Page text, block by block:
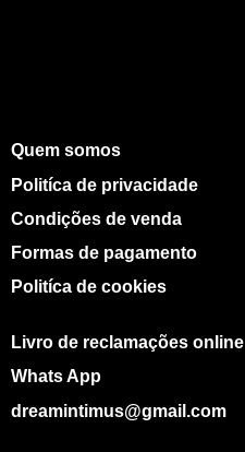
Quem somos
Politíca de privacidade
Condições de venda
Formas de pagamento
Politíca de cookies
Livro de reclamações online
Whats App
dreamintimus@gmail.com